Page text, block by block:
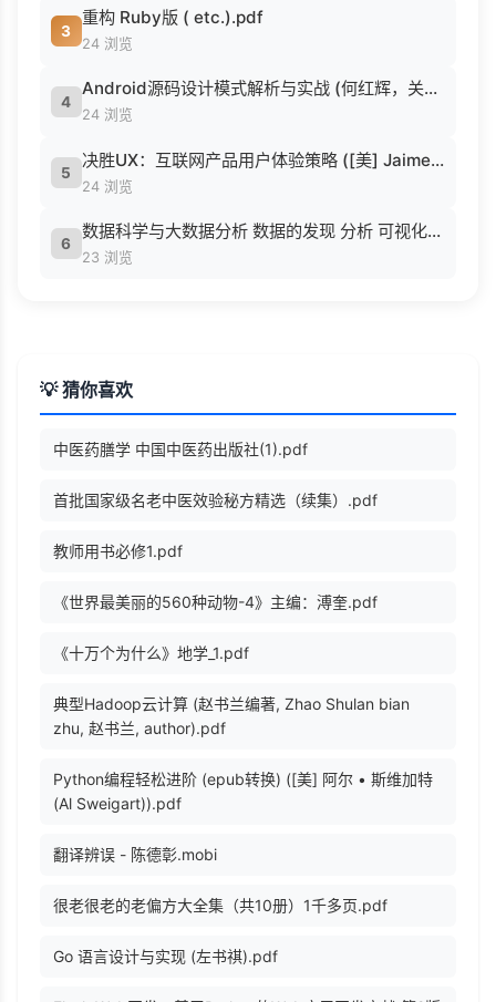
3
重构 Ruby版 ( etc.).pdf
24 浏览
4
Android源码设计模式解析与实战 (何红辉，关爱民著, 何红辉, 关爱民著, 何红辉, 关爱民).pdf
24 浏览
5
决胜UX：互联网产品用户体验策略 ([美] Jaime Levy [[美] Jaime Levy]).epub
24 浏览
6
数据科学与大数据分析 数据的发现 分析 可视化与表示 ( etc.).epub
23 浏览
💡 猜你喜欢
中医药膳学 中国中医药出版社(1).pdf
首批国家级名老中医效验秘方精选（续集）.pdf
教师用书必修1.pdf
《世界最美丽的560种动物-4》主编：溥奎.pdf
《十万个为什么》地学_1.pdf
典型Hadoop云计算 (赵书兰编著, Zhao Shulan bian
zhu, 赵书兰, author).pdf
Python编程轻松进阶 (epub转换) ([美] 阿尔 • 斯维加特
(Al Sweigart)).pdf
翻译辨误 - 陈德彰.mobi
很老很老的老偏方大全集（共10册）1千多页.pdf
Go 语言设计与实现 (左书祺).pdf